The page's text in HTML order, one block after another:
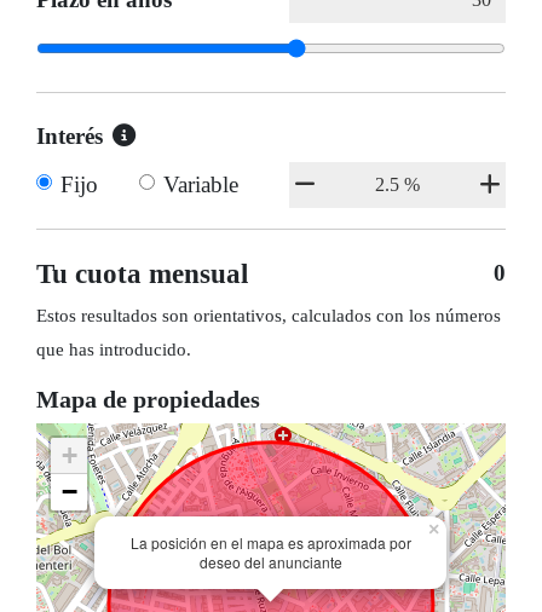
Interés
Fijo
Variable
Tu cuota mensual 0
Estos resultados son orientativos, calculados con los números
que has introducido.
Mapa de propiedades
La posición en el mapa es aproximada por
deseo del anunciante
×
+
−